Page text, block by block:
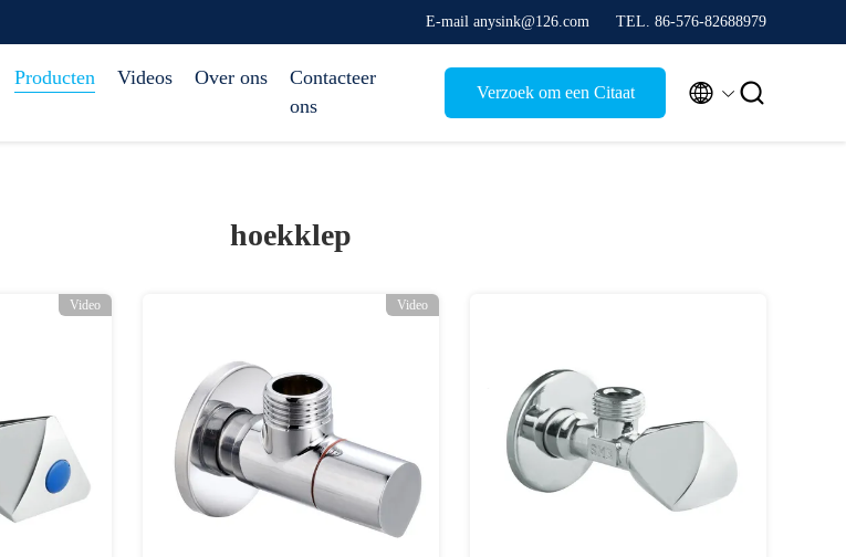
E-mail anysink@126.com TEL. 86-576-82688979
Producten Videos Over ons
Contacteer
ons
Verzoek om een Citaat  
hoekklep
Video Video